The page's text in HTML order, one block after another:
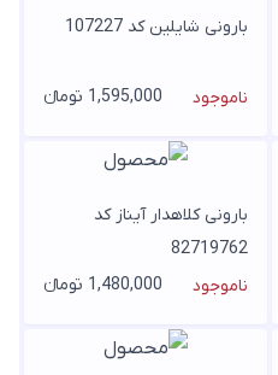
بارونی شایلین کد 107227
ناموجود 1,595,000 تومانء
بارونی کلاهدار آیناز کد
82719762
ناموجود
1,480,000 تومانء